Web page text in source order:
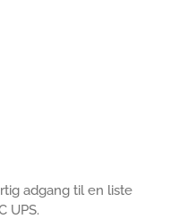
adgang til en liste
UPS.